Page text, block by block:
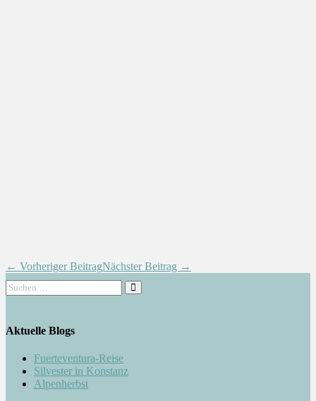
← Vorheriger BeitragNächster Beitrag →
Aktuelle Blogs
Fuerteventura-Reise
Silvester in Konstanz
Alpenherbst